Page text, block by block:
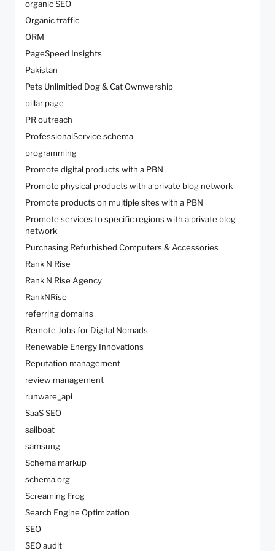
organic SEO
Organic traffic
ORM
PageSpeed Insights
Pakistan
Pets Unlimitied Dog & Cat Ownwership
pillar page
PR outreach
ProfessionalService schema
programming
Promote digital products with a PBN
Promote physical products with a private blog network
Promote products on multiple sites with a PBN
Promote services to specific regions with a private blog
network
Purchasing Refurbished Computers & Accessories
Rank N Rise
Rank N Rise Agency
RankNRise
referring domains
Remote Jobs for Digital Nomads
Renewable Energy Innovations
Reputation management
review management
runware_api
SaaS SEO
sailboat
samsung
Schema markup
schema.org
Screaming Frog
Search Engine Optimization
SEO
SEO audit